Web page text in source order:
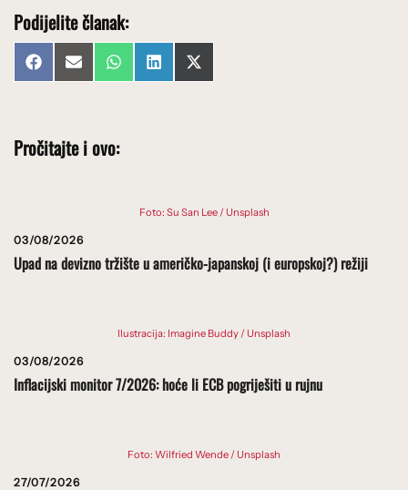
Podijelite članak:
Share
on
FacebookShare
on
Email Share
on
WhatsAppShare
on
LinkedInShare
on
X
(Twitter)
Pročitajte i ovo:
Foto: Su San Lee / Unsplash
03/08/2026
Upad na devizno tržište u američko-japanskoj (i europskoj?) režiji
Ilustracija: Imagine Buddy / Unsplash
03/08/2026
Inflacijski monitor 7/2026: hoće li ECB pogriješiti u rujnu
Foto: Wilfried Wende / Unsplash
27/07/2026